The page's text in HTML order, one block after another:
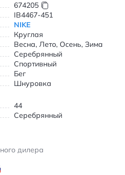
долговечности
верха
во время движения
цвет подходит к любому
тренировок и
и зимой. Легкая конструкция
подошва обеспечивает
кроссовки дышащие с
674205
IB4467-451
NIKE
Круглая
Весна, Лето, Осень, Зима
Серебрянный
Спортивный
Бег
Шнуровка
44
Серебрянный
дилера